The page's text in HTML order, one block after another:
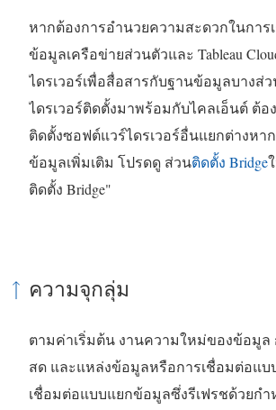
ต่
า
ง
ใ
ห
ม่
หากต้องการอำนวยความสะดวกในการ
ข้อมูลเครือข่ายส่วนตัวและ Tableau
ไดรเวอร์เพื่อสื่อสารกับฐานข้อมูลบางส่
ไดรเวอร์ติดตั้งมาพร้อมกับไคลเอ็นต์ ต้อ
ติดตั้งซอฟต์แวร์ไดรเวอร์อื่นแยกต่างหา
ข้อมูลเพิ่มเติม โปรดดู ส่วนติดตั้ง Bridge
ติดตั้ง Bridge"
ความจุกลุ่ม
ตามค่าเริ่มต้น งานความใหม่ของข้อมู
สด และแหล่งข้อมูลหรือการเชื่อมต่อแบ
เชื่อมต่อแบบแยกข้อมูลซึ่งรีเฟรชด้วยกำ